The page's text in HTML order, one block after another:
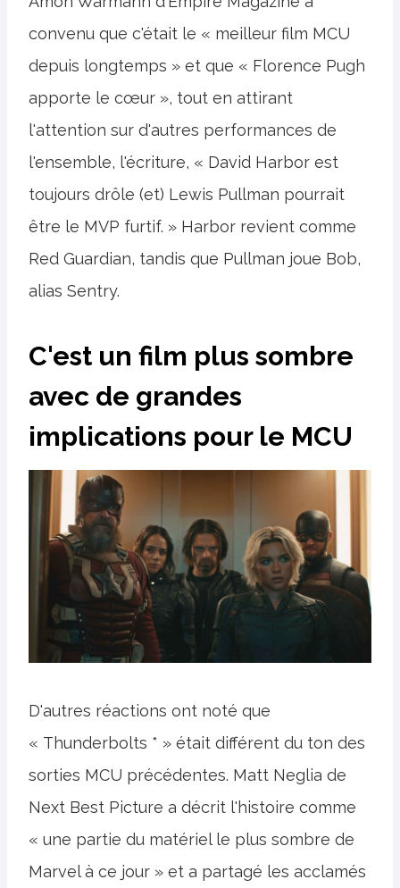
convenu que c'était le « meilleur film MCU
depuis longtemps » et que « Florence Pugh
apporte le cœur », tout en attirant
l'attention sur d'autres performances de
l'ensemble, l'écriture, « David Harbor est
toujours drôle (et) Lewis Pullman pourrait
être le MVP furtif. » Harbor revient comme
Red Guardian, tandis que Pullman joue Bob,
alias Sentry.
C'est un film plus sombre
avec de grandes
implications pour le MCU
D'autres réactions ont noté que
« Thunderbolts * » était différent du ton des
sorties MCU précédentes. Matt Neglia de
Next Best Picture a décrit l'histoire comme
« une partie du matériel le plus sombre de
Marvel à ce jour » et a partagé les acclamés